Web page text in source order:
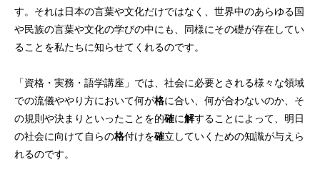
す。それは日本の言葉や文化だけではなく、世界中のあらゆる国
や民族の言葉や文化の学びの中にも、同様にその礎が存在してい
ることを私たちに知らせてくれるのです。
「資格・実務・語学講座」では、社会に必要とされる様々な領域
での流儀ややり方において何が格に合い、何が合わないのか、そ
の規則や決まりといったことを的確に解することによって、明日
の社会に向けて自らの格付けを確立していくための知識が与えら
れるのです。